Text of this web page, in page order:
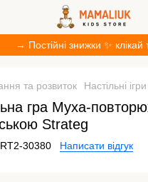
→ Постійні знижки ✨ клікай
та розвиток Настільні ігри
гра Муха-
Strateg
RT2-30380 Написати відгук